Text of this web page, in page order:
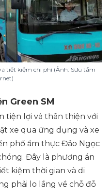
tiết kiệm chi phí (Ảnh: Sưu tầm
Green SM
tiện lợi và thân thiện với
xe qua ứng dụng và xe
phố ẩm thực Đảo Ngọc
Đây là phương án
kiệm thời gian và di
phải lo lắng về chỗ đỗ